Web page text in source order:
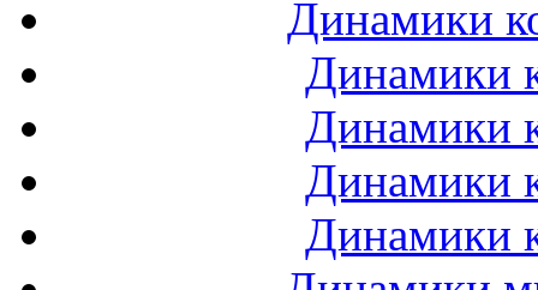
Динамики
Динамики
Динамики
Динамики
Динамики